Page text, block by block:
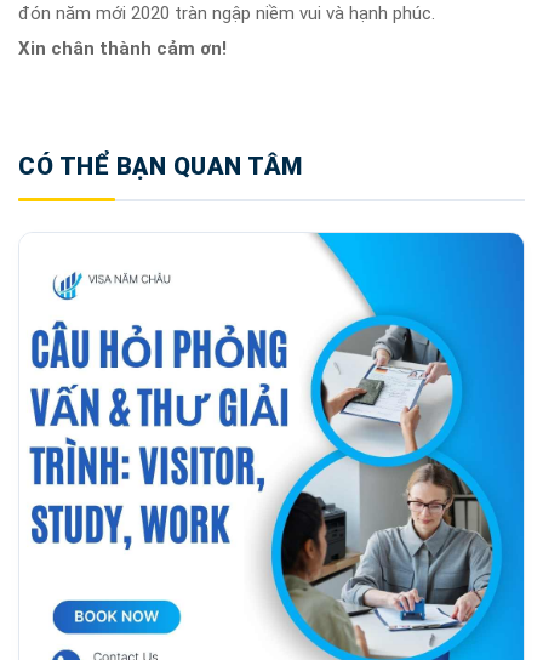
đón năm mới 2020 tràn ngập niềm vui và hạnh phúc.
Xin chân thành cảm ơn!
CÓ THỂ BẠN QUAN TÂM